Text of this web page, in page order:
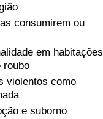
consumirem ou
em habitações
roubo
violentos como
e suborno
(Atual)
por País